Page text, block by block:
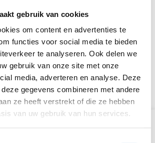
gebruik van cookies
om content en advertenties te
functies voor social media te bieden
te analyseren. Ook delen we
gebruik van onze site met onze
media, adverteren en analyse. Deze
gegevens combineren met andere
ze heeft verstrekt of die ze hebben
van uw gebruik van hun services.
bekijken of meer weten over